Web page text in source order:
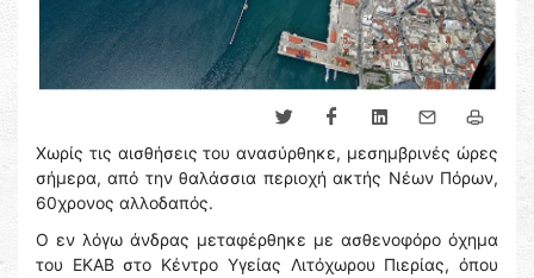
Χωρίς τις αισθήσεις του ανασύρθηκε, μεσημβρινές ώρες
σήμερα, από την θαλάσσια περιοχή ακτής Νέων Πόρων,
60χρονος αλλοδαπός.
Ο εν λόγω άνδρας μεταφέρθηκε με ασθενοφόρο όχημα
του ΕΚΑΒ στο Κέντρο Υγείας Λιτόχωρου Πιερίας, όπου